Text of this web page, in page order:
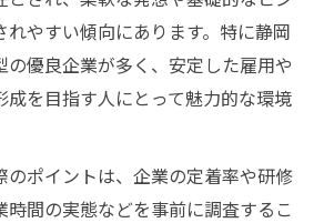
れやすい傾向にあります。特に静岡
の優良企業が多く、安定した雇用や
成を目指す人にとって魅力的な環境
のポイントは、企業の定着率や研修
間の実態などを事前に調査するこ